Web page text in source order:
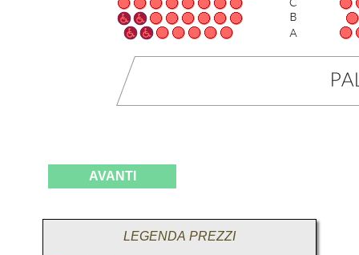
AVANTI
LEGENDA PREZZI